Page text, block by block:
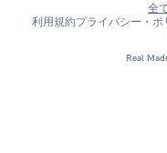
Real
全
利用規約プライバシー・ポ